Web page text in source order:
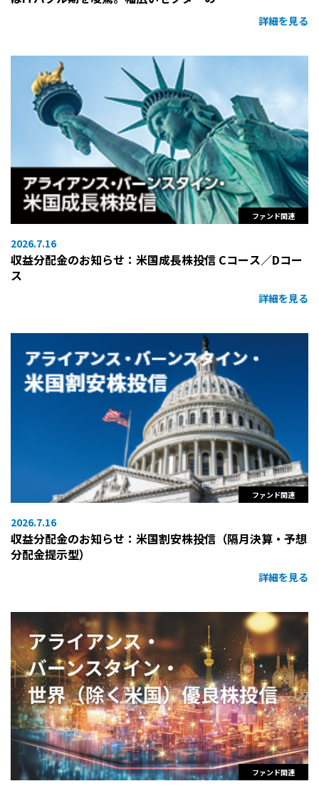
詳細を見る
ファンド関連
2026.7.16
収益分配金のお知らせ：米国成長株投信 Cコース／Dコー
ス
詳細を見る
ファンド関連
2026.7.16
収益分配金のお知らせ：米国割安株投信（隔月決算・予想
分配金提示型）
詳細を見る
ファンド関連